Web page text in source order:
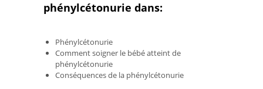
phénylcétonurie dans:
Phénylcétonurie
Comment soigner le bébé atteint de
phénylcétonurie
Conséquences de la phénylcétonurie